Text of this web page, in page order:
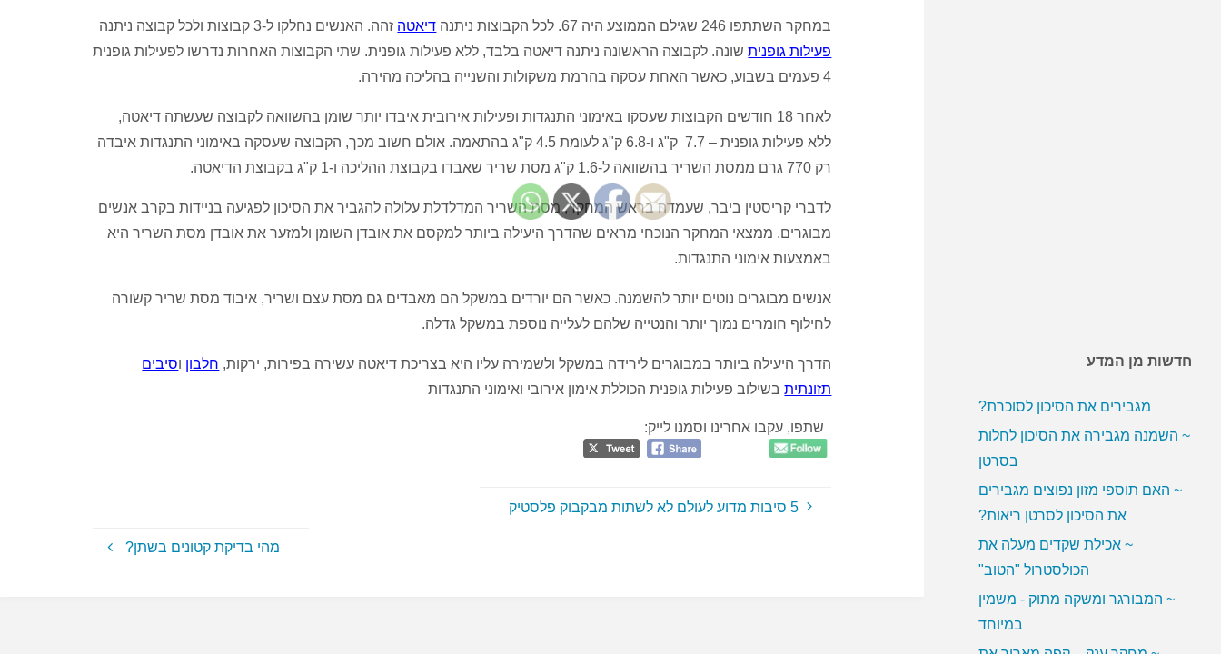
במחקר השתתפו 246 שגילם הממוצע היה 67. לכל הקבוצות ניתנה דיאטה זהה. האנשים נחלקו ל-3 קבוצות ולכל קבוצה ניתנה
פעילות גופניתשונה. לקבוצה הראשונה ניתנה דיאטה בלבד, ללא פעילות גופנית. שתי הקבוצות האחרות נדרשו לפעילות גופנית
4 פעמים בשבוע, כאשר האחת עסקה בהרמת משקולות והשנייה בהליכה מהירה.
לאחר 18 חודשים הקבוצות שעסקו באימוני התנגדות ופעילות אירובית איבדו יותר שומן בהשוואה לקבוצה שעשתה דיאטה,
ללא פעילות גופנית – 7.7 ק"ג ו-6.8 ק"ג לעומת 4.5 ק"ג בהתאמה. אולם חשוב מכך, הקבוצה שעסקה באימוני התנגדות איבדה
רק 770 גרם ממסת השריר בהשוואה ל-1.6 ק"ג מסת שריר שאבדו בקבוצת ההליכה ו-1 ק"ג בקבוצת הדיאטה.
לדברי קריסטין ביבר, שעמדה בראש המחקר, מסת השריר המדלדלת עלולה להגביר את הסיכון לפגיעה בניידות בקרב אנשים
מבוגרים. ממצאי המחקר הנוכחי מראים שהדרך היעילה ביותר למקסם את אובדן השומן ולמזער את אובדן מסת השריר היא
באמצעות אימוני התנגדות.
אנשים מבוגרים נוטים יותר להשמנה. כאשר הם יורדים במשקל הם מאבדים גם מסת עצם ושריר, איבוד מסת שריר קשורה
לחילוף חומרים נמוך יותר והנטייה שלהם לעלייה נוספת במשקל גדלה.
הדרך היעילה ביותר במבוגרים לירידה במשקל ולשמירה עליו היא בצריכת דיאטה עשירה בפירות, ירקות, חלבון וסיבים
תזונתיתבשילוב פעילות גופנית הכוללת אימון אירובי ואימוני התנגדות
שתפו, עקבו אחרינו וסמנו לייק:
5 סיבות מדוע לעולם לא לשתות מבקבוק פלסטיק
מהי בדיקת קטונים בשתן?
חדשות מן המדע
~ האם ממתיקים מלאכותיים
בסרטן
את הסיכון לסרטן ריאות?
הכולסטרול "הטוב"
במיוחד